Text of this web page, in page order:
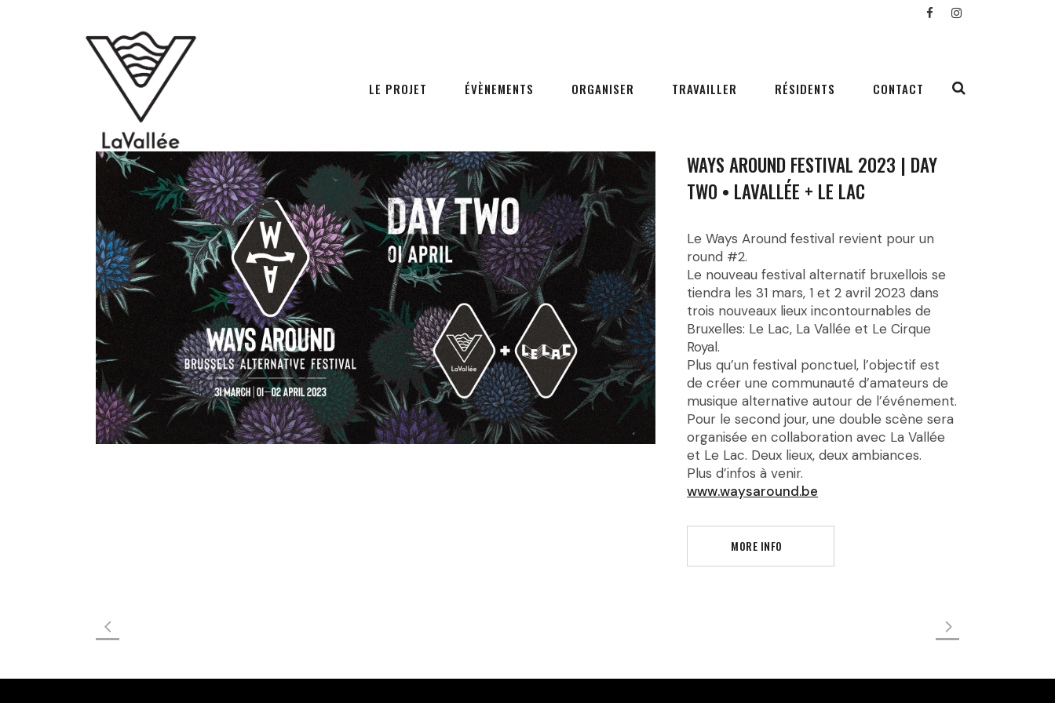
LE PROJET ÉVÈNEMENTS ORGANISER TRAVAILLER RÉSIDENTS CONTACT
WAYS AROUND FESTIVAL 2023 | DAY
TWO • LAVALLÉE + LE LAC
Le Ways Around festival revient pour un
round #2.
Le nouveau festival alternatif bruxellois se
tiendra les 31 mars, 1 et 2 avril 2023 dans
trois nouveaux lieux incontournables de
Bruxelles: Le Lac, La Vallée et Le Cirque
Royal.
Plus qu’un festival ponctuel, l’objectif est
de créer une communauté d’amateurs de
musique alternative autour de l’événement.
Pour le second jour, une double scène sera
organisée en collaboration avec La Vallée
et Le Lac. Deux lieux, deux ambiances.
Plus d’infos à venir.
www.waysaround.be
MORE INFO